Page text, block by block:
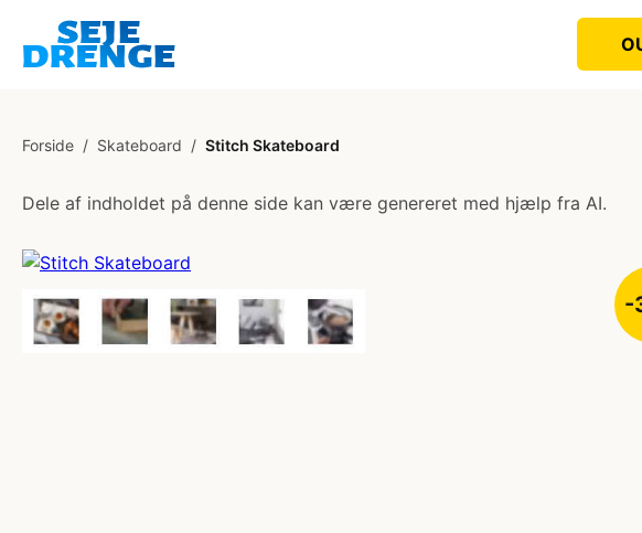
Forside / Skateboard / Stitch Skateboard
Dele af indholdet på denne side kan være genereret med hjælp fra AI.
-